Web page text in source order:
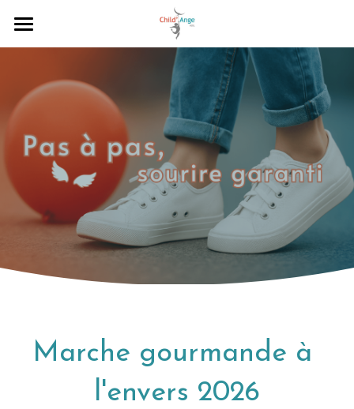
À propos
Dons
Marche gourmande à
l'envers 2026